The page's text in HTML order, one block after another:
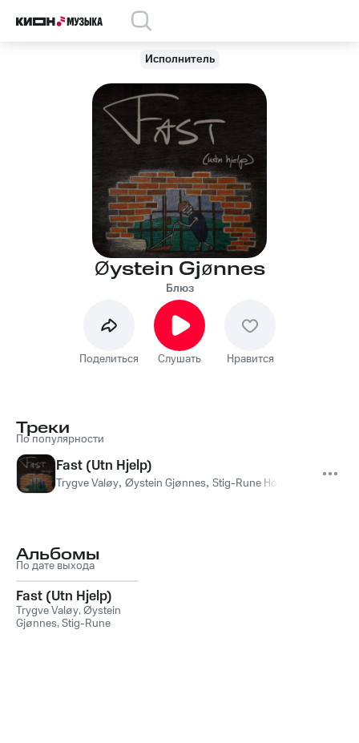
Исполнитель
Øystein Gjønnes
Блюз
Поделиться Слушать Нравится
Треки
По популярности
Fast (Utn Hjelp)
Trygve Valøy, Øystein Gjønnes, Stig-Rune Holien
Альбомы
По дате выхода
Fast (Utn Hjelp)
Trygve Valøy,Øystein
Gjønnes,Stig-Rune